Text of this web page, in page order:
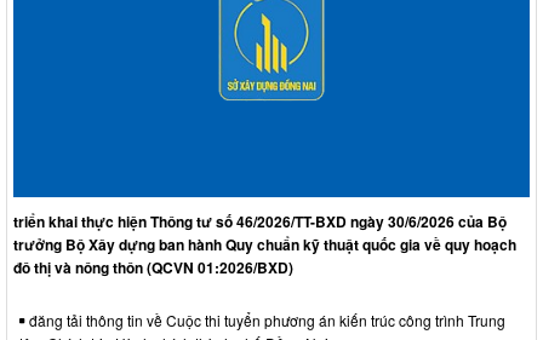
triển khai thực hiện Thông tư số 46/2026/TT-BXD ngày 30/6/2026 của Bộ
trưởng Bộ Xây dựng ban hành Quy chuẩn kỹ thuật quốc gia về quy hoạch
đô thị và nông thôn (QCVN 01:2026/BXD)
đăng tải thông tin về Cuộc thi tuyển phương án kiến trúc công trình Trung